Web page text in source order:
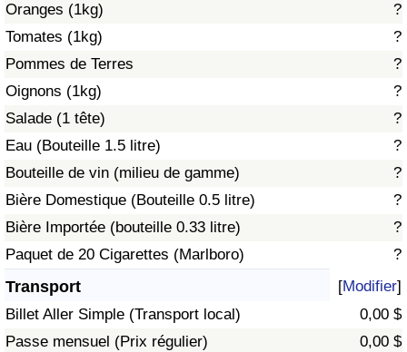
Oranges (1kg)
?
Tomates (1kg)
?
Pommes de Terres
?
Oignons (1kg)
?
Salade (1 tête)
?
Eau (Bouteille 1.5 litre)
?
Bouteille de vin (milieu de gamme)
?
Bière Domestique (Bouteille 0.5 litre)
?
Bière Importée (bouteille 0.33 litre)
?
Paquet de 20 Cigarettes (Marlboro)
?
Transport [Modifier]
Billet Aller Simple (Transport local)
0,00 $
Passe mensuel (Prix régulier)
0,00 $
Indice de pollution
Indice de Pollution par Pays
Trafic
Indice de Trafic
Indice de Trafic (Actuel)
Indice de Trafic par Pays